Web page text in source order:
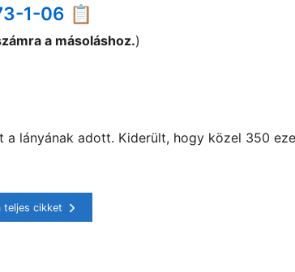
1-06 📋
a másoláshoz.)
lányának adott. Kiderült, hogy közel 350
teljes cikket